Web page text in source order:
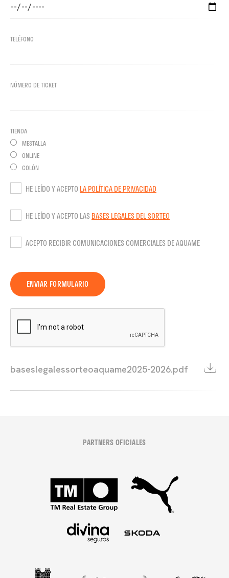
TELÉFONO
NÚMERO DE TICKET
TIENDA
MESTALLA
ONLINE
COLÓN
HE LEÍDO Y ACEPTO LA POLÍTICA DE PRIVACIDAD
HE LEÍDO Y ACEPTO LAS BASES LEGALES DEL SORTEO
ACEPTO RECIBIR COMUNICACIONES COMERCIALES DE AQUAME
ENVIAR FORMULARIO
baseslegalessorteoaquame2025-2026.pdf
PARTNERS OFICIALES